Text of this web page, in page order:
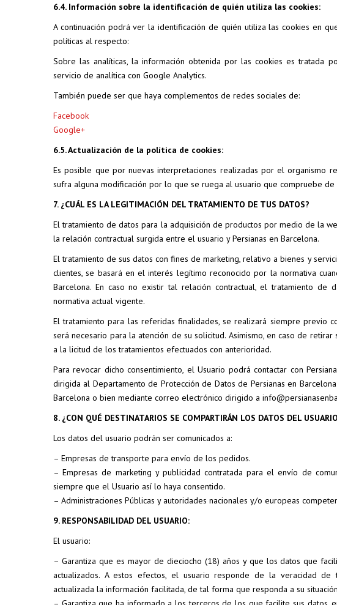
6.4. Información sobre la identificación de quién utiliza las cookies:
A continuación podrá ver la identificación de quién utiliza las cookies en
políticas al respecto:
Sobre las analíticas, la información obtenida por las cookies es tratada
servicio de analítica con Google Analytics.
También puede ser que haya complementos de redes sociales de:
Facebook
Google+
6.5. Actualización de la política de cookies:
Es posible que por nuevas interpretaciones realizadas por el organismo
sufra alguna modificación por lo que se ruega al usuario que compruebe
7. ¿CUÁL ES LA LEGITIMACIÓN DEL TRATAMIENTO DE TUS DATOS?
El tratamiento de datos para la adquisición de productos por medio de la
la relación contractual surgida entre el usuario y Persianas en Barcelona.
El tratamiento de sus datos con fines de marketing, relativo a bienes y
clientes, se basará en el interés legítimo reconocido por la normativa
Barcelona. En caso no existir tal relación contractual, el tratamiento
normativa actual vigente.
El tratamiento para las referidas finalidades, se realizará siempre previo
será necesario para la atención de su solicitud. Asimismo, en caso de
a la licitud de los tratamientos efectuados con anterioridad.
Para revocar dicho consentimiento, el Usuario podrá contactar con
dirigida al Departamento de Protección de Datos de Persianas en
Barcelona o bien mediante correo electrónico dirigido a
8. ¿CON QUÉ DESTINATARIOS SE COMPARTIRÁN LOS DATOS DEL
Los datos del usuario podrán ser comunicados a:
– Empresas de transporte para envío de los pedidos.
– Empresas de marketing y publicidad contratada para el envío de
siempre que el Usuario así lo haya consentido.
– Administraciones Públicas y autoridades nacionales y/o europeas
9. RESPONSABILIDAD DEL USUARIO:
El usuario:
– Garantiza que es mayor de dieciocho (18) años y que los datos que
actualizados. A estos efectos, el usuario responde de la veracidad
actualizada la información facilitada, de tal forma que responda a su